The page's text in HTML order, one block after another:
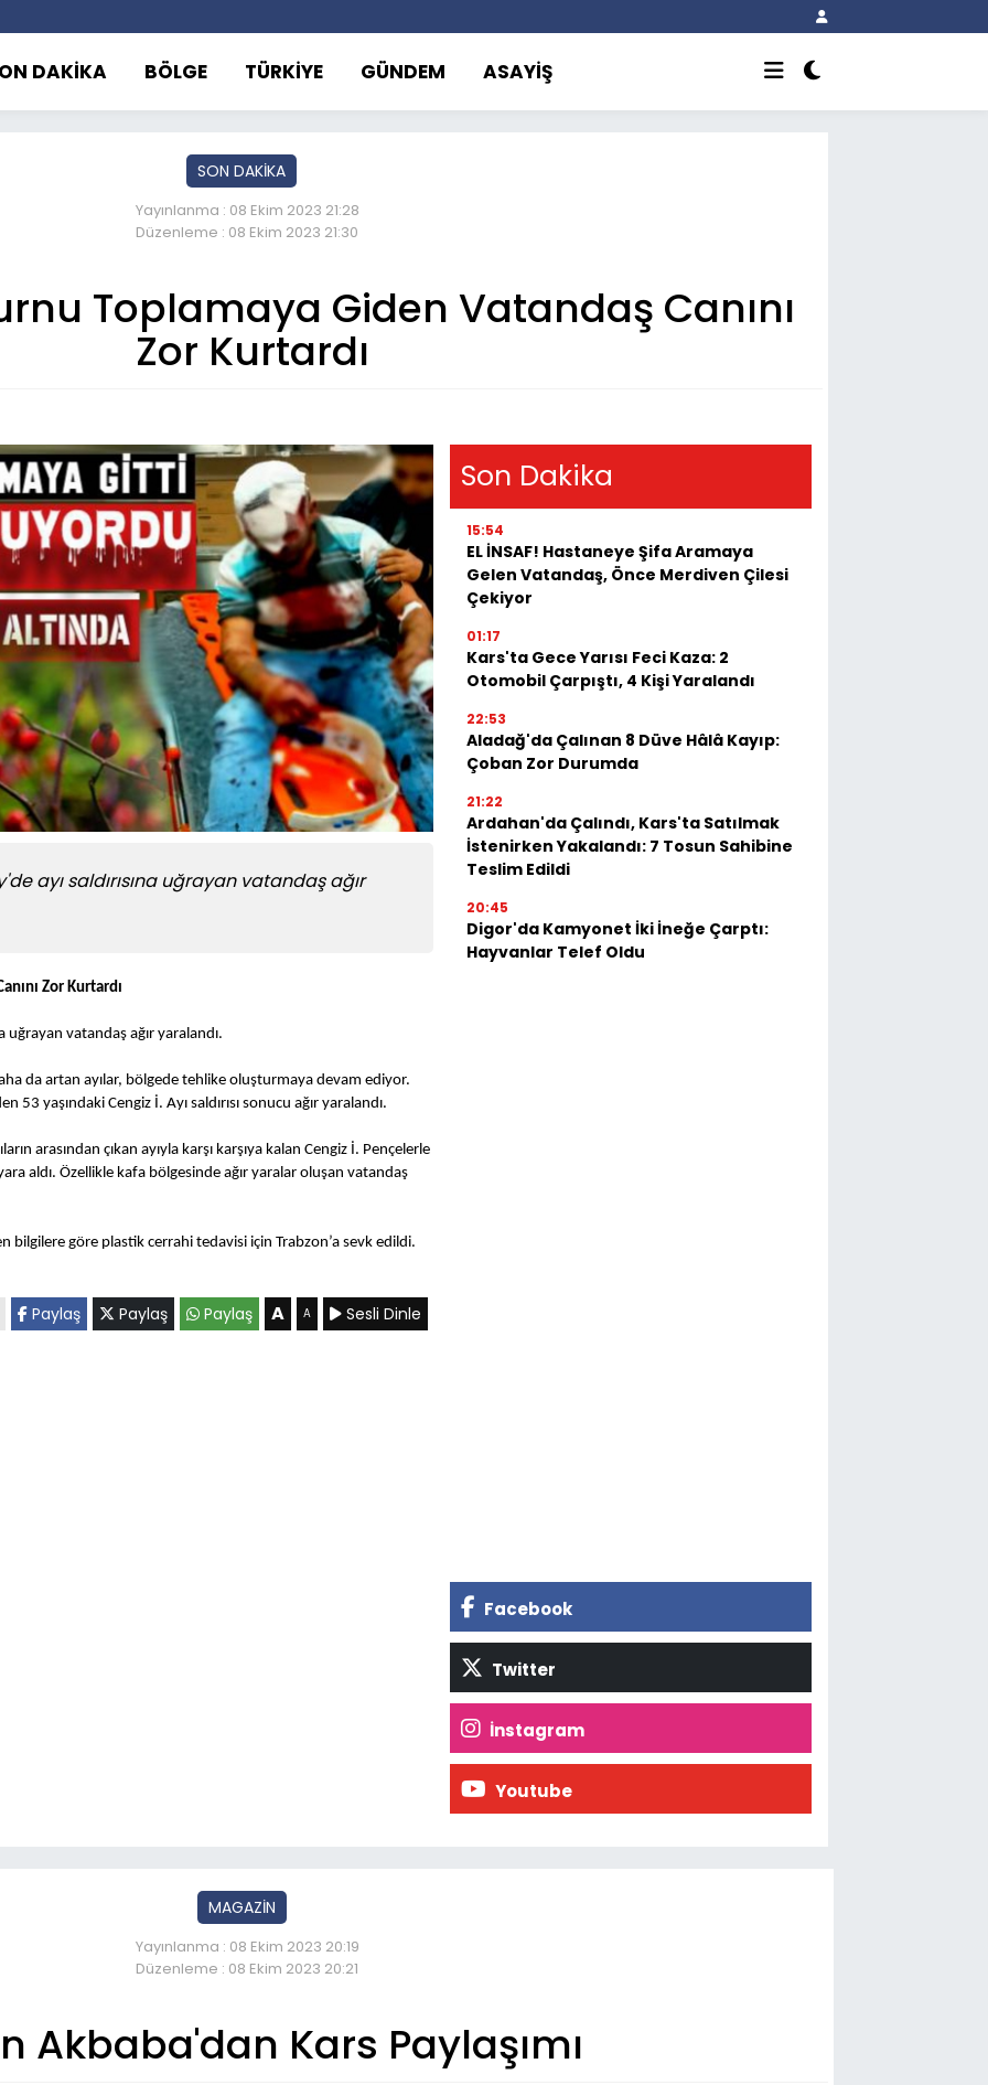
DAKİKA BÖLGE TÜRKİYE GÜNDEM ASAYİŞ
SON DAKİKA
Yayınlanma : 08 Ekim 2023 21:28
Düzenleme : 08 Ekim 2023 21:30
Toplamaya Giden Vatandaş Canını
Zor Kurtardı
ayı saldırısına uğrayan vatandaş ağır
Zor Kurtardı
uğrayan vatandaş ağır yaralandı.
da artan ayılar, bölgede tehlike oluşturmaya devam ediyor.
yaşındaki Cengiz İ. Ayı saldırısı sonucu ağır yaralandı.
arasından çıkan ayıyla karşı karşıya kalan Cengiz İ. Pençelerle
aldı. Özellikle kafa bölgesinde ağır yaralar oluşan vatandaş
bilgilere göre plastik cerrahi tedavisi için Trabzon’a sevk edildi.
Paylaş Paylaş Paylaş A A Sesli Dinle
Son Dakika
15:54
EL İNSAF! Hastaneye Şifa Aramaya
Gelen Vatandaş, Önce Merdiven Çilesi
Çekiyor
01:17
Kars'ta Gece Yarısı Feci Kaza: 2
Otomobil Çarpıştı, 4 Kişi Yaralandı
22:53
Aladağ'da Çalınan 8 Düve Hâlâ Kayıp:
Çoban Zor Durumda
21:22
Ardahan'da Çalındı, Kars'ta Satılmak
İstenirken Yakalandı: 7 Tosun Sahibine
Teslim Edildi
20:45
Digor'da Kamyonet İki İneğe Çarptı:
Hayvanlar Telef Oldu
Facebook
Twitter
İnstagram
Youtube
MAGAZİN
Yayınlanma : 08 Ekim 2023 20:19
Düzenleme : 08 Ekim 2023 20:21
Akbaba'dan Kars Paylaşımı